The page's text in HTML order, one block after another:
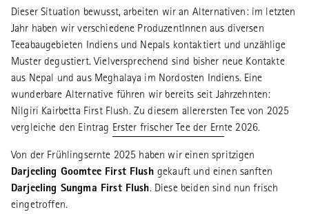
Dieser Situation bewusst, arbeiten wir an Alternativen: im letzten
Jahr haben wir verschiedene ProduzentInnen aus diversen
Teeabaugebieten Indiens und Nepals kontaktiert und unzählige
Muster degustiert. Vielversprechend sind bisher neue Kontakte
aus Nepal und aus Meghalaya im Nordosten Indiens. Eine
wunderbare Alternative führen wir bereits seit Jahrzehnten:
Nilgiri Kairbetta First Flush. Zu diesem allerersten Tee von 2025
vergleiche den Eintrag Erster frischer Tee der Ernte 2026.
Von der Frühlingsernte 2025 haben wir einen spritzigen
Darjeeling Goomtee First Flush gekauft und einen sanften
Darjeeling Sungma First Flush. Diese beiden sind nun frisch
eingetroffen.